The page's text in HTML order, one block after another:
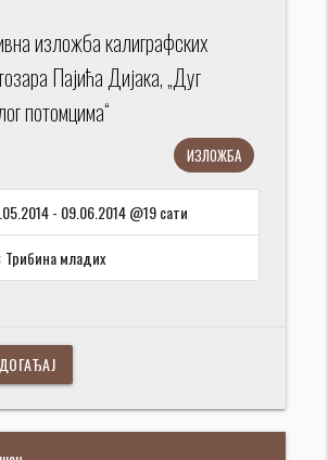
изложба калиграфских
Пајића Дијака, „Дуг
потомцима“
ИЗЛОЖБА
- 09.06.2014 @19 сати
Трибина младих